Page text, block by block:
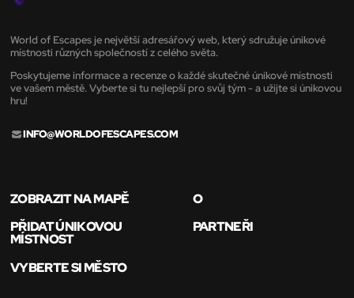
World of Escapes je největší adresářový web, který sdružuje únikové
místnosti různých společností z celého světa.
Poskytujeme informace a recenze o každé skutečné únikové místnosti
ve vašem městě. Vyberte si tu nejlepší pro svůj tým - a užijte si únikovou
hru!
INFO@WORLDOFESCAPES.COM
ZOBRAZIT NA MAPĚ
O
PŘIDAT ÚNIKOVOU
MÍSTNOST
PARTNEŘI
VYBERTE SI MĚSTO